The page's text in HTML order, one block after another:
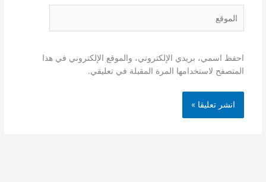
احفظ اسمي، بريدي الإلكتروني، والموقع الإلكتروني في هذا
المتصفح لاستخدامها المرة المقبلة في تعليقي.